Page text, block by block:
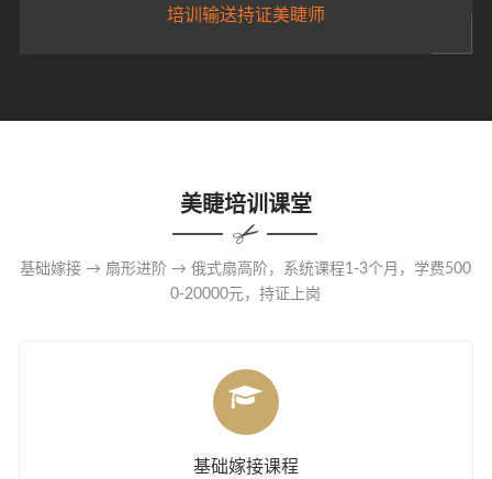
培训输送持证美睫师
美睫培训课堂
基础嫁接 → 扇形进阶 → 俄式扇高阶，系统课程1-3个月，学费500
0-20000元，持证上岗
基础嫁接课程